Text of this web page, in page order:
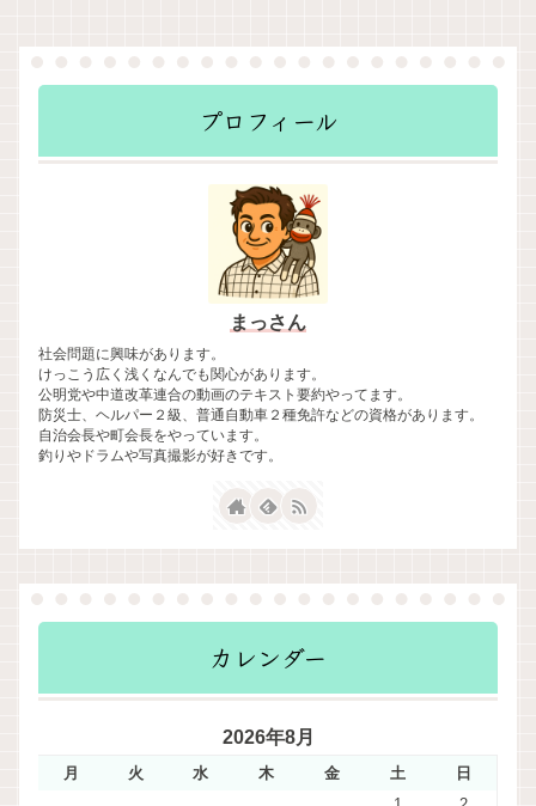
プロフィール
まっさん
社会問題に興味があります。
けっこう広く浅くなんでも関心があります。
公明党や中道改革連合の動画のテキスト要約やってます。
防災士、ヘルパー２級、普通自動車２種免許などの資格があります。
自治会長や町会長をやっています。
釣りやドラムや写真撮影が好きです。
カレンダー
2026年8月
月 火 水 木 金 土
日